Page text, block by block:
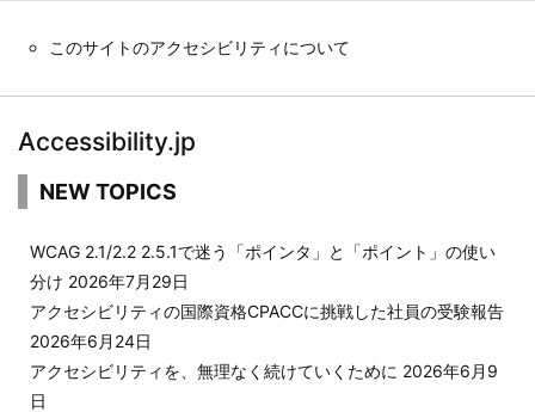
このサイトのアクセシビリティについて
Accessibility.jp
NEW TOPICS
WCAG 2.1/2.2 2.5.1で迷う「ポインタ」と「ポイント」の使い
分け 2026年7月29日
アクセシビリティの国際資格CPACCに挑戦した社員の受験報告
2026年6月24日
アクセシビリティを、無理なく続けていくために 2026年6月9
日